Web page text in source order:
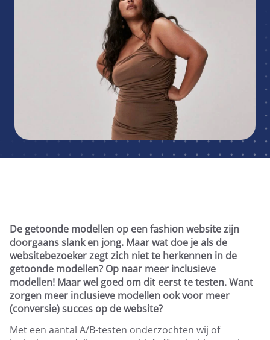
Runtime Calculator
De getoonde modellen op een fashion website zijn
doorgaans slank en jong. Maar wat doe je als de
websitebezoeker zegt zich niet te herkennen in de
getoonde modellen? Op naar meer inclusieve
modellen! Maar wel goed om dit eerst te testen. Want
zorgen meer inclusieve modellen ook voor meer
(conversie) succes op de website?
Met een aantal A/B-testen onderzochten wij of